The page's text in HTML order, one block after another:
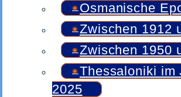
Osmanische
Zwischen 1912
Zwischen 1950
Thessaloniki im
2025